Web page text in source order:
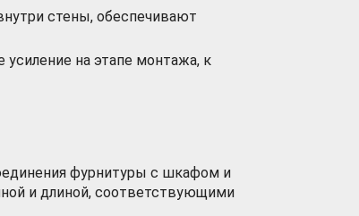
стены, обеспечивают
усиление на этапе монтажа, к
фурнитуры с шкафом и
и длиной, соответствующими